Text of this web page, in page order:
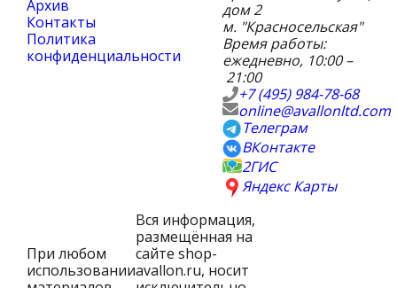
Архив
Контакты
Политика
конфиденциальности
дом 2
м. "Красносельская"
Время работы:
ежедневно, 10:00 –
21:00
+7 (495) 984-78-68
online@avallonltd.com
Телеграм
ВКонтакте
2ГИС
Яндекс Карты
При любом
использовании
Вся информация,
размещённая на
сайте shop-
avallon.ru, носит